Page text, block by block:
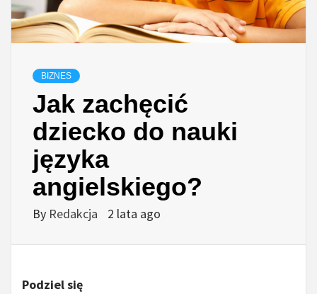
BIZNES
Jak zachęcić
dziecko do nauki
języka
angielskiego?
By Redakcja 2 lata ago
Podziel się